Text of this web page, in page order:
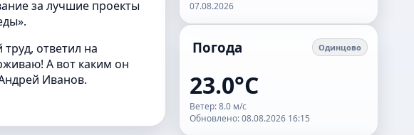
за лучшие проекты
ответил на
А вот каким он
Иванов.
07.08.2026
Погода Одинцово
23.0°C
Ветер: 8.0 м/с
Обновлено: 08.08.2026 16:15